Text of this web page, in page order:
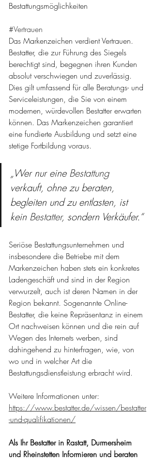
Bestattungsmöglichkeiten
#Vertrauen
Das Markenzeichen verdient Vertrauen.
Bestatter, die zur Führung des Siegels
berechtigt sind, begegnen ihren Kunden
absolut verschwiegen und zuverlässig.
Dies gilt umfassend für alle Beratungs- und
Serviceleistungen, die Sie von einem
modernen, würdevollen Bestatter erwarten
können. Das Markenzeichen garantiert
eine fundierte Ausbildung und setzt eine
stetige Fortbildung voraus.
„Wer nur eine Bestattung
verkauft, ohne zu beraten,
begleiten und zu entlasten, ist
kein Bestatter, sondern Verkäufer.“
Seriöse Bestattungsunternehmen und
insbesondere die Betriebe mit dem
Markenzeichen haben stets ein konkretes
Ladengeschäft und sind in der Region
verwurzelt, auch ist deren Namen in der
Region bekannt. Sogenannte Online-
Bestatter, die keine Repräsentanz in einem
Ort nachweisen können und die rein auf
Wegen des Internets werben, sind
dahingehend zu hinterfragen, wie, von
wo und in welcher Art die
Bestattungsdienstleistung erbracht wird.
Weitere Informationen unter:
https://www.bestatter.de/wissen/bestatter
-und-qualifikationen/
Als Ihr Bestatter in Rastatt, Durmersheim
und Rheinstetten Informieren und beraten